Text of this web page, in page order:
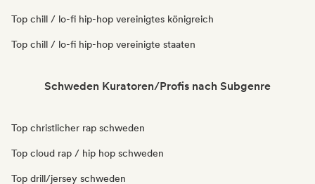
Top chill / lo-fi hip-hop vereinigtes königreich
Top chill / lo-fi hip-hop vereinigte staaten
Schweden Kuratoren/Profis nach Subgenre
Top christlicher rap schweden
Top cloud rap / hip hop schweden
Top drill/jersey schweden